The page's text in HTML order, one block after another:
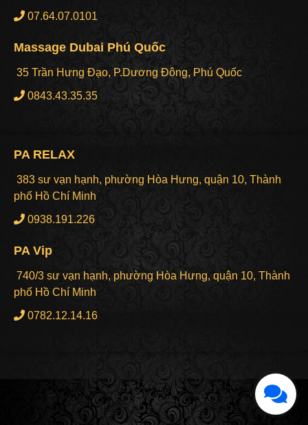
07.64.07.0101
Massage Dubai Phú Quốc
35 Trần Hưng Đạo, P.Dương Đông, Phú Quốc
0843.43.35.35
PA RELAX
383 sư vạn hạnh, phường Hòa Hưng, quận 10, Thành
phố Hồ Chí Minh
0938.191.226
PA Vip
740/3 sư vạn hạnh, phường Hòa Hưng, quận 10, Thành
phố Hồ Chí Minh
0782.12.14.16